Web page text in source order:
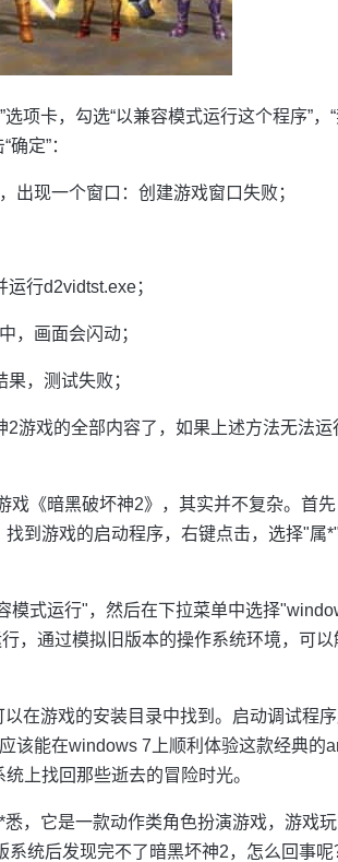
项卡，勾选“以兼容模式运行这个程序”，
定”：
出现一个窗口：创建游戏窗口失败；
行d2vidtst.exe；
，画面会闪动；
，测试失败；
2游戏的全部内容了，如果上述方法无法
戏《暗黑破坏神2》，其实并不复杂。首
到游戏的启动程序，右键点击，选择"属
模式运行"，然后在下拉菜单中选择
，通过模拟旧版本的操作系统环境，可
在游戏的安装目录中找到。启动调试程
该能在windows 7上顺利体验这款经典的
上找回那些逝去的冒险时光。
，它是一款动作类角色扮演游戏，游戏
统后发现完不了暗黑坏神2，怎么回事